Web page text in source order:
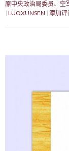
原中央政治局委员、空
LUOXUNSEN 添加评